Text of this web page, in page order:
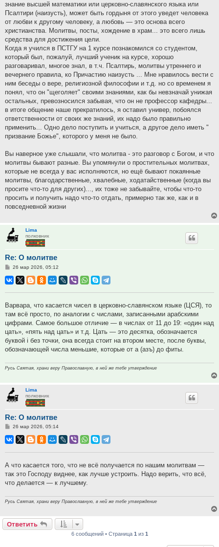
знание высшей математики или церковно-славянского языка или
Псалтири (наизусть), может быть гордыня от этого уведет человека
от любви к другому человеку, а любовь — это основа всего
христианства. Молитвы, посты, хождение в храм... это всего лишь
средства для достижения цели.
Когда я учился в ПСТГУ на 1 курсе познакомился со студентом,
который был, пожалуй, лучший ученик на курсе, хорошо
разговаривал, многое знал, в т.ч. Псалтирь, молитвы утреннего и
вечернего правила, ко Причастию наизусть ... Мне нравилось вести с
ним беседы о вере, религиозной философии и т.д. но со временем я
понял, что он "щеголяет" своими знаниями, как бы невзначай унижая
остальных, превозносился забывая, что он не профессор кафедры...
в итоге общение наше прекратилось, я оставил универ, побоялся
ответственности от своих же знаний, их надо было правильно
применить... Одно дело поступить и учиться, а другое дело иметь "
призвание Божье", которого у меня не было.
Вы наверное уже слышали, что молитва - это разговор с Богом, и что
молитвы бывают разные. Вы упомянули о простительных молитвах,
которые не всегда у вас исполняются, но ещё бывают покаянные
молитвы, благодарственные, хвалебные, ходатайственные (когда вы
просите что-то для других)..., их тоже не забывайте, чтобы что-то
просить и получить надо что-то отдать, примерно так же, как и в
повседневной жизни
Lima
полковник
Re: О молитве
Сообщение
26 мар 2026, 05:12
Варвара, что касается чисел в церковно-славянском языке (ЦСЯ), то
там всё просто, по аналогии с числами, записанными арабскими
цифрами. Самое большое отличие — в числах от 11 до 19: «один над
цать», «пять над цать» и т.д. Цать — это десятка, обозначается
буквой i без точки, она всегда стоит на втором месте, после буквы,
обозначающей числа меньшие, которые от а (азъ) до фиты.
Русь Святая, храни веру Православную, в ней же тебе утверждение
Lima
полковник
Re: О молитве
Сообщение
26 мар 2026, 05:14
А что касается того, что не всё получается по нашим молитвам —
так это Господу виднее, как лучше устроить. Надо верить, что всё,
что делается — к лучшему.
Русь Святая, храни веру Православную, в ней же тебе утверждение
Ответить
6 сообщений • Страница 1 из 1